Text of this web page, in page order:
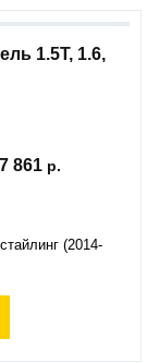
1.5T, 1.6,
7 861
(2014-